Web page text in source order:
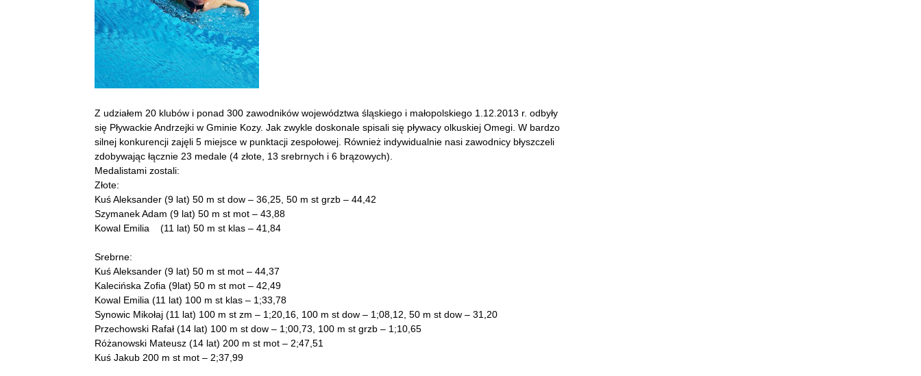
Z udziałem 20 klubów i ponad 300 zawodników województwa śląskiego i małopolskiego 1.12.2013 r. odbyły
się Pływackie Andrzejki w Gminie Kozy. Jak zwykle doskonale spisali się pływacy olkuskiej Omegi. W bardzo
silnej konkurencji zajęli 5 miejsce w punktacji zespołowej. Również indywidualnie nasi zawodnicy błyszczeli
zdobywając łącznie 23 medale (4 złote, 13 srebrnych i 6 brązowych).
Medalistami zostali:
Złote:
Kuś Aleksander (9 lat) 50 m st dow – 36,25, 50 m st grzb – 44,42
Szymanek Adam (9 lat) 50 m st mot – 43,88
Kowal Emilia (11 lat) 50 m st klas – 41,84
Srebrne:
Kuś Aleksander (9 lat) 50 m st mot – 44,37
Kalecińska Zofia (9lat) 50 m st mot – 42,49
Kowal Emilia (11 lat) 100 m st klas – 1;33,78
Synowic Mikołaj (11 lat) 100 m st zm – 1;20,16, 100 m st dow – 1;08,12, 50 m st dow – 31,20
Przechowski Rafał (14 lat) 100 m st dow – 1;00,73, 100 m st grzb – 1;10,65
Różanowski Mateusz (14 lat) 200 m st mot – 2;47,51
Kuś Jakub 200 m st mot – 2;37,99